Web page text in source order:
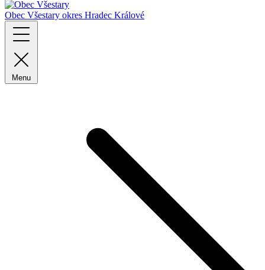
Obec Všestary okres Hradec Králové
Menu